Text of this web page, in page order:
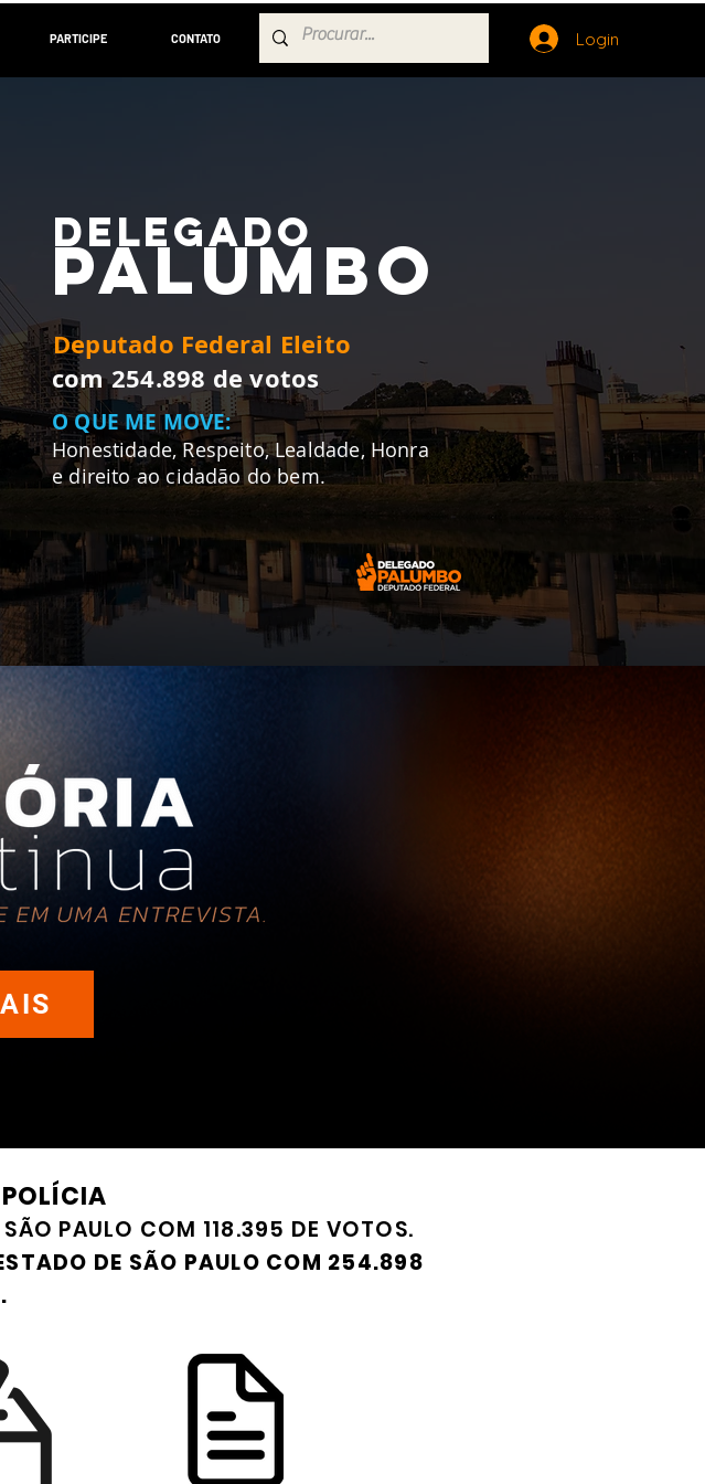
PARTICIPE CONTATO Login
PALUMBO
DELEGADO
Deputado Federal Eleito
com 254.898 de votos
O QUE ME MOVE:
Honestidade, Respeito, Lealdade, Honra
e direito ao cidadão do bem.
PAULO COM 118.395 DE VOTOS.
DE SÃO PAULO COM 254.898